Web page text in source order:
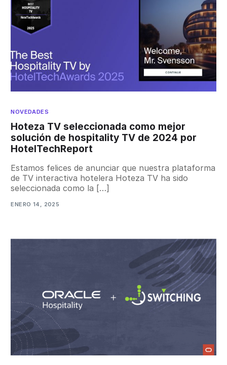
NOVEDADES
Hoteza TV seleccionada como mejor
solución de hospitality TV de 2024 por
HotelTechReport
Estamos felices de anunciar que nuestra plataforma
de TV interactiva hotelera Hoteza TV ha sido
seleccionada como la […]
ENERO 14, 2025